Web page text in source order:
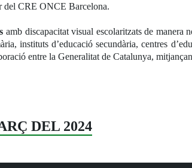
del CRE ONCE Barcelona.
amb discapacitat visual escolaritzats de manera
instituts d’educació secundària, centres
entre la Generalitat de Catalunya,
DEL 2024